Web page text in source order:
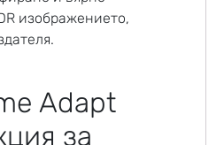
изображението,
Adapt
за